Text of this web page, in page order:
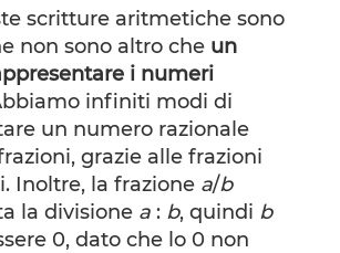
scritture aritmetiche sono
non sono altro cheun
i numeri
infiniti modi di
un numero razionale
grazie alle frazioni
Inoltre, la frazione a/b
la divisione a: b, quindi b
0, dato che lo 0 non